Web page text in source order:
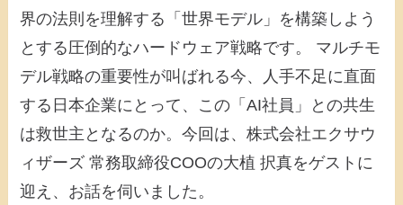
界の法則を理解する「世界モデル」を構築しよう
とする圧倒的なハードウェア戦略です。 マルチモ
デル戦略の重要性が叫ばれる今、人手不足に直面
する日本企業にとって、この「AI社員」との共生
は救世主となるのか。今回は、株式会社エクサウ
ィザーズ 常務取締役COOの大植 択真をゲストに
迎え、お話を伺いました。